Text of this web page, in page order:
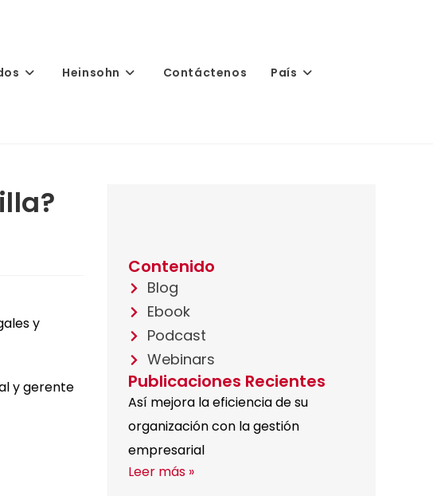
Heinsohn Contáctenos País
y
y gerente
Contenido
Blog
Ebook
Podcast
Webinars
Publicaciones Recientes
Así mejora la eficiencia de su
organización con la gestión
empresarial
Leer más »